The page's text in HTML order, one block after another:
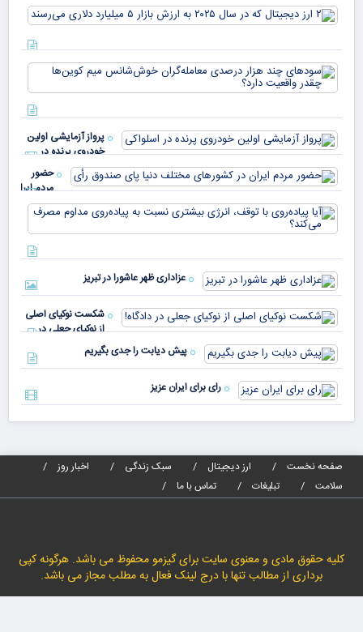
USDT
پرواز آزمایشی اولین
خودروی پرنده در
اسلواکی
حضور
مردم ایران
در
کشورهای
مختلف
دنیا پای
صندوق
عزاداری ظهر عاشورا در تبریز
شکست نوکیای اصلی
از نوکیای جعلی در
دادگاه!
پیش دیابت را جدی بگیریم
رای برای ایران عزیز
صفحه نخست ارز دیجیتال سبک زندگی
اخبار روز
سلامت
تبلیغات تماس با ما
کلیه حقوق مادی و معنوی سایت برای گیزمو محفوظ می باشد. هرگونه کپی
برداری از مطالب تنها با درج لینک فعال به مطلب مجاز می باشد.